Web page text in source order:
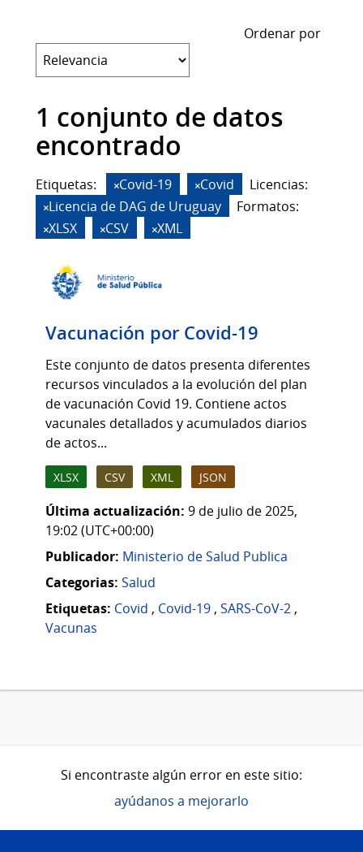
Ordenar por
1 conjunto de datos
encontrado
Etiquetas: Covid-19 Covid
Licencias:
Licencia de DAG de Uruguay
Formatos:
XLSX
CSV XML
Vacunación por Covid-19
Este conjunto de datos presenta diferentes
recursos vinculados a la evolución del plan
de vacunación Covid 19. Contiene actos
vacunales detallados y acumulados diarios
de actos...
XLSX CSV XML JSON
Última actualización: 9 de julio de 2025,
19:02 (UTC+00:00)
Publicador: Ministerio de Salud Publica
Categorias: Salud
Etiquetas: Covid , Covid-19 , SARS-CoV-2 ,
Vacunas
Si encontraste algún error en este sitio:
ayúdanos a mejorarlo